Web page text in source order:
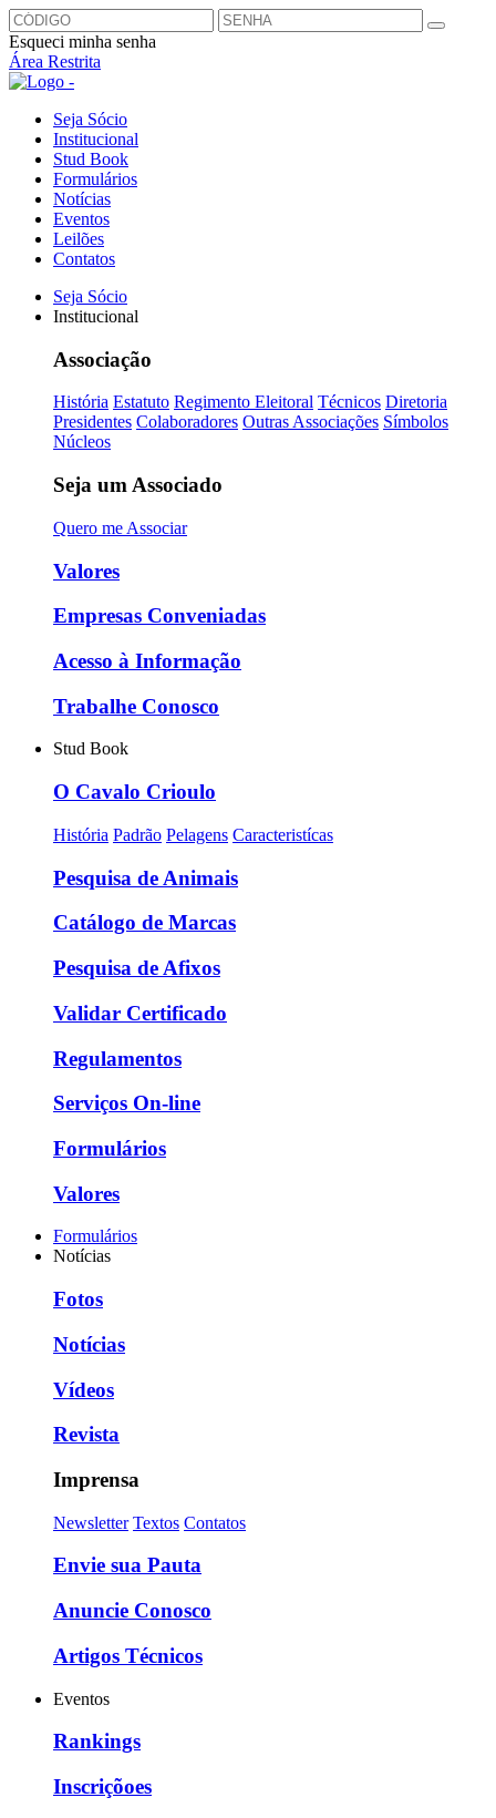
Esqueci minha senha
Área Restrita
Seja Sócio
Institucional
Stud Book
Formulários
Notícias
Eventos
Leilões
Contatos
Seja Sócio
Institucional
Associação
História Estatuto Regimento Eleitoral Técnicos Diretoria
Presidentes Colaboradores Outras Associações Símbolos
Núcleos
Seja um Associado
Quero me Associar
Valores
Empresas Conveniadas
Acesso à Informação
Trabalhe Conosco
Stud Book
O Cavalo Crioulo
História Padrão Pelagens Caracteristícas
Pesquisa de Animais
Catálogo de Marcas
Pesquisa de Afixos
Validar Certificado
Regulamentos
Serviços On-line
Formulários
Valores
Formulários
Notícias
Fotos
Notícias
Vídeos
Revista
Imprensa
Newsletter Textos Contatos
Envie sua Pauta
Anuncie Conosco
Artigos Técnicos
Eventos
Rankings
Inscriçõoes